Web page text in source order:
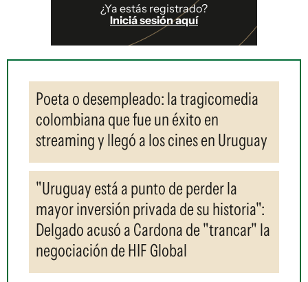
¿Ya estás registrado?
Iniciá sesión aquí
Poeta o desempleado: la tragicomedia
colombiana que fue un éxito en
streaming y llegó a los cines en Uruguay
"Uruguay está a punto de perder la
mayor inversión privada de su historia":
Delgado acusó a Cardona de "trancar" la
negociación de HIF Global